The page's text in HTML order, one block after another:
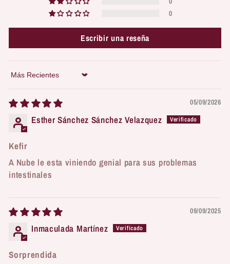
0
Escribir una reseña
Sort by
05/09/2026
Esther Sánchez Sánchez Velazquez
Kefir
A Nube le esta viniendo genial para sus problemas
intestinales
09/09/2025
Inmaculada Martínez
Sorprendida